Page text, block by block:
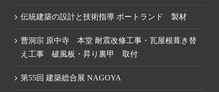
伝統建築の設計と技術指導 ポートランド 製材
曹洞宗 原中寺 本堂 耐震改修工事・瓦屋根葺き替
え工事 破風板・昇り裏甲 取付
第55回 建築総合展 NAGOYA